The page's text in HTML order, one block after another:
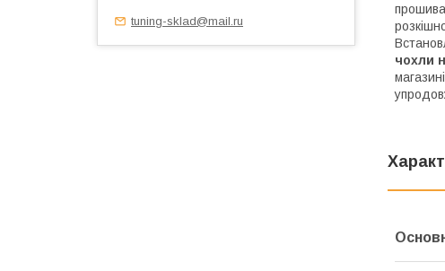
чохли
tuning-sklad@mail.ru